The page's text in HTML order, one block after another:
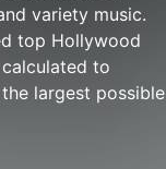
variety music.
top Hollywood
to
largest possible